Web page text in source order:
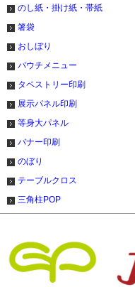
のし紙・掛け紙・帯紙
箸袋
おしぼり
パウチメニュー
タペストリー印刷
展示パネル印刷
等身大パネル
バナー印刷
のぼり
テーブルクロス
三角柱POP